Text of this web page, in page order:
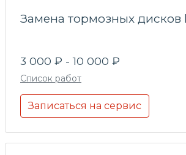
Замена тормозных дисков
3 000 ₽ - 10 000 ₽
Список работ
Записаться на сервис